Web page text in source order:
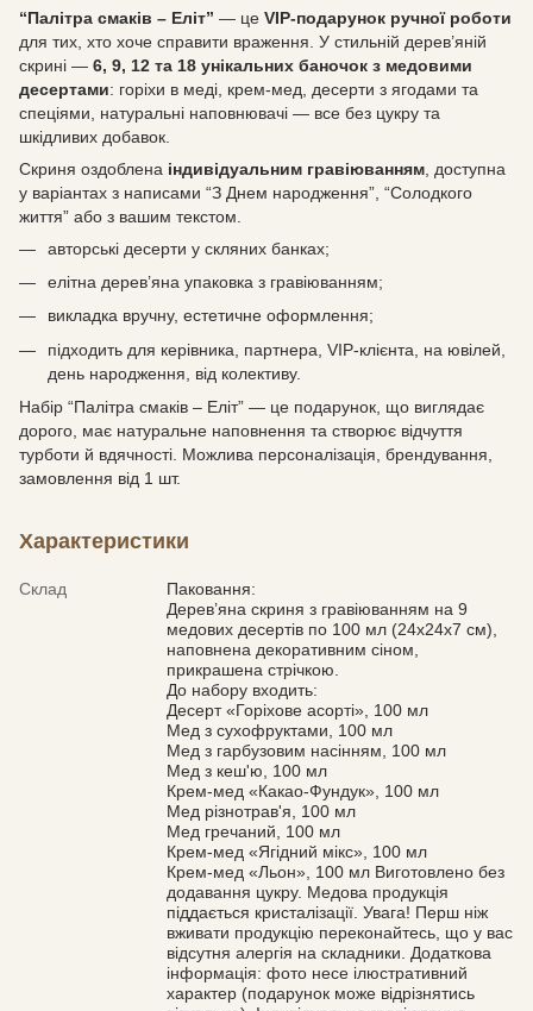
“Палітра смаків – Еліт” — це VIP-подарунок ручної роботи
для тих, хто хоче справити враження. У стильній дерев’яній
скрині — 6, 9, 12 та 18 унікальних баночок з медовими
десертами: горіхи в меді, крем-мед, десерти з ягодами та
спеціями, натуральні наповнювачі — все без цукру та
шкідливих добавок.
Скриня оздоблена індивідуальним гравіюванням , доступна
у варіантах з написами “З Днем народження”, “Солодкого
життя” або з вашим текстом.
авторські десерти у скляних банках;
елітна дерев’яна упаковка з гравіюванням;
викладка вручну, естетичне оформлення;
підходить для керівника, партнера, VIP-клієнта, на ювілей,
день народження, від колективу.
Набір “Палітра смаків – Еліт” — це подарунок, що виглядає
дорого, має натуральне наповнення та створює відчуття
турботи й вдячності. Можлива персоналізація, брендування,
замовлення від 1 шт.
Характеристики
Склад
Паковання:
Дерев’яна скриня з гравіюванням на 9
медових десертів по 100 мл (24х24х7 см),
наповнена декоративним сіном,
прикрашена стрічкою.
До набору входить:
Десерт «Горіхове асорті», 100 мл
Мед з сухофруктами, 100 мл
Мед з гарбузовим насінням, 100 мл
Мед з кеш'ю, 100 мл
Крем-мед «Какао-Фундук», 100 мл
Мед різнотрав'я, 100 мл
Мед гречаний, 100 мл
Крем-мед «Ягідний мікс», 100 мл
Крем-мед «Льон», 100 мл Виготовлено без
додавання цукру. Медова продукція
піддається кристалізації. Увага! Перш ніж
вживати продукцію переконайтесь, що у вас
відсутня алергія на складники. Додаткова
інформація: фото несе ілюстративний
характер (подарунок може відрізнятись